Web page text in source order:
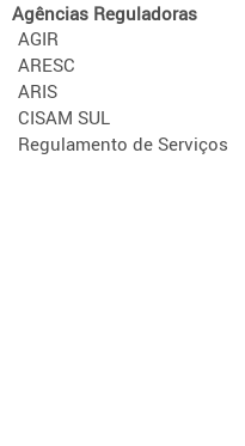
Agências Reguladoras
AGIR
ARESC
ARIS
CISAM SUL
Regulamento de Serviços